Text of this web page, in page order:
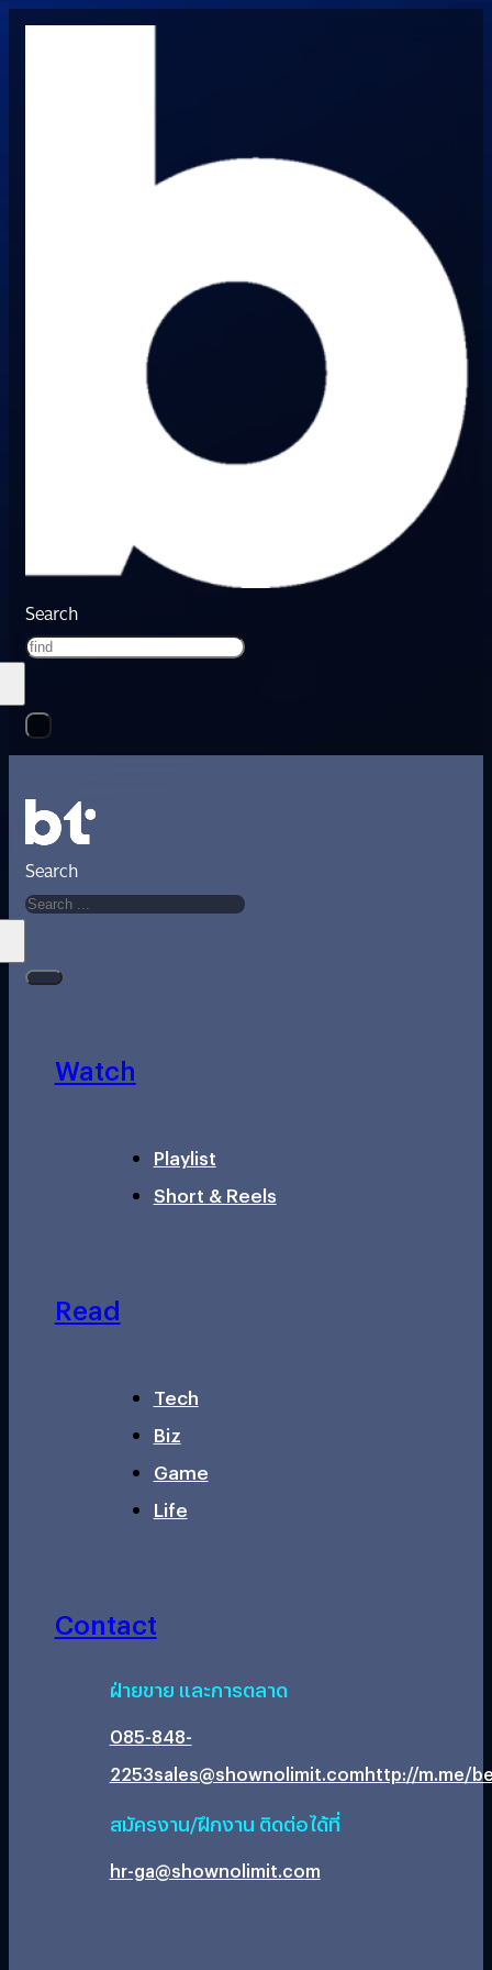
Search
Search
Watch
Playlist
Short & Reels
Read
Tech
Biz
Game
Life
Contact
ฝ่ายขาย และการตลาด
085-848-
2253sales@shownolimit.comhttp://m.me/
สมัครงาน/ฝึกงาน ติดต่อได้ที่
hr-ga@shownolimit.com